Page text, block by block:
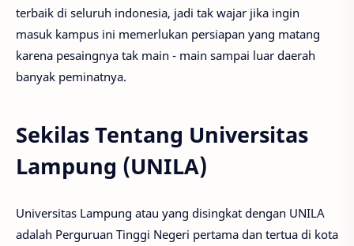
terbaik di seluruh indonesia, jadi tak wajar jika ingin
masuk kampus ini memerlukan persiapan yang matang
karena pesaingnya tak main - main sampai luar daerah
banyak peminatnya.
Sekilas Tentang Universitas
Lampung (UNILA)
Universitas Lampung atau yang disingkat dengan UNILA
adalah Perguruan Tinggi Negeri pertama dan tertua di kota